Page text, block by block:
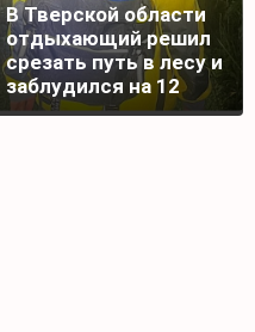
В Тверской области
отдыхающий решил
срезать путь в лесу и
заблудился на 12
часов